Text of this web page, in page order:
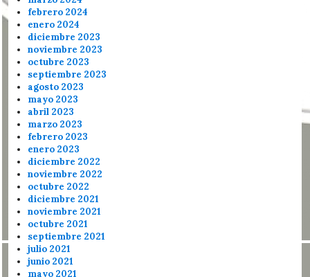
febrero 2024
enero 2024
diciembre 2023
noviembre 2023
octubre 2023
septiembre 2023
agosto 2023
mayo 2023
abril 2023
marzo 2023
febrero 2023
enero 2023
diciembre 2022
noviembre 2022
octubre 2022
diciembre 2021
noviembre 2021
octubre 2021
septiembre 2021
julio 2021
junio 2021
mayo 2021